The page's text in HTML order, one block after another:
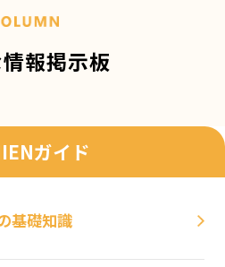
報掲示板
ガイド
基礎知識